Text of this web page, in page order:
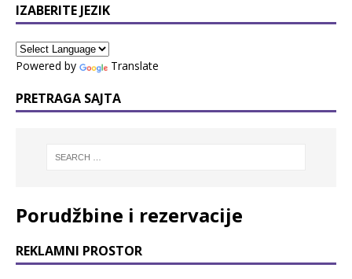
IZABERITE JEZIK
Powered by Translate
PRETRAGA SAJTA
Porudžbine i rezervacije
REKLAMNI PROSTOR